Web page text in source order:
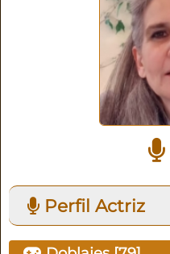
Perfil Actriz